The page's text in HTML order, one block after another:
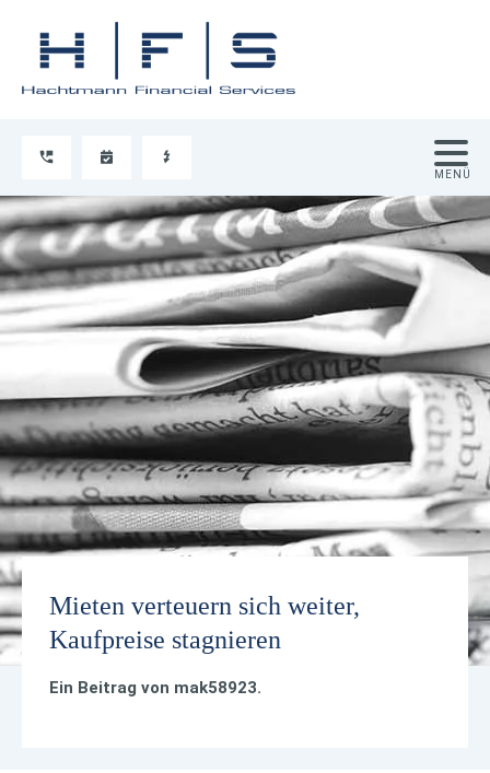
Mieten verteuern sich weiter,
Kaufpreise stagnieren
Ein Beitrag von mak58923.